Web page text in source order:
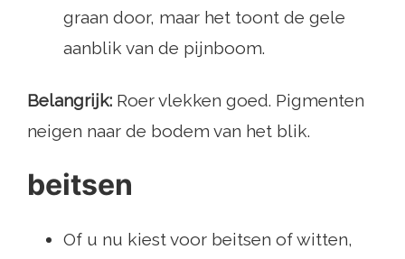
graan door, maar het toont de gele
aanblik van de pijnboom.
Belangrijk: Roer vlekken goed. Pigmenten
neigen naar de bodem van het blik.
beitsen
Of u nu kiest voor beitsen of witten,